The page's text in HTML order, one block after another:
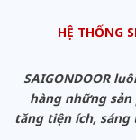
HỆ THỐNG
SAIGONDOOR
hàng những sản
tăng tiện ích,